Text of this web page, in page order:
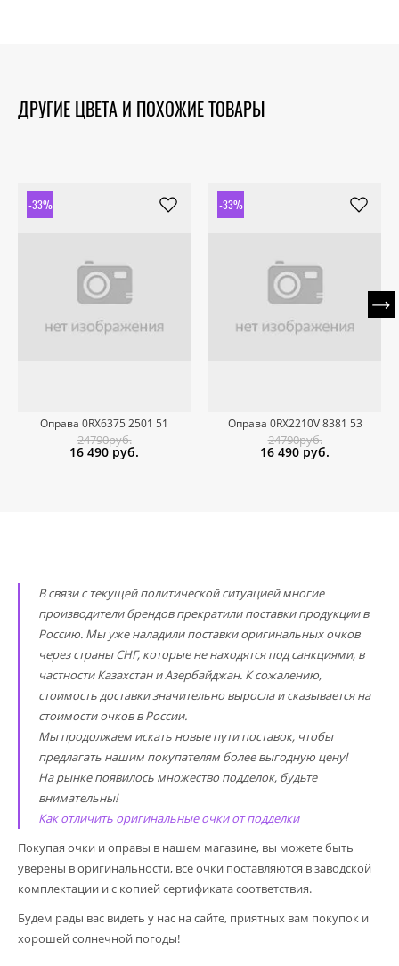
ДРУГИЕ ЦВЕТА И ПОХОЖИЕ ТОВАРЫ
-33%
Оправа 0RX6375 2501 51
24790руб.
16 490 руб.
-33%
Оправа 0RX2210V 8381 53
24790руб.
16 490 руб.
В связи с текущей политической ситуацией многие
производители брендов прекратили поставки продукции в
Россию. Мы уже наладили поставки оригинальных очков
через страны СНГ, которые не находятся под санкциями, в
частности Казахстан и Азербайджан. К сожалению,
стоимость доставки значительно выросла и сказывается на
стоимости очков в России.
Мы продолжаем искать новые пути поставок, чтобы
предлагать нашим покупателям более выгодную цену!
На рынке появилось множество подделок, будьте
внимательны!
Как отличить оригинальные очки от подделки
Покупая очки и оправы в нашем магазине, вы можете быть
уверены в оригинальности, все очки поставляются в заводской
комплектации и с копией сертификата соответствия.
Будем рады вас видеть у нас на сайте, приятных вам покупок и
хорошей солнечной погоды!